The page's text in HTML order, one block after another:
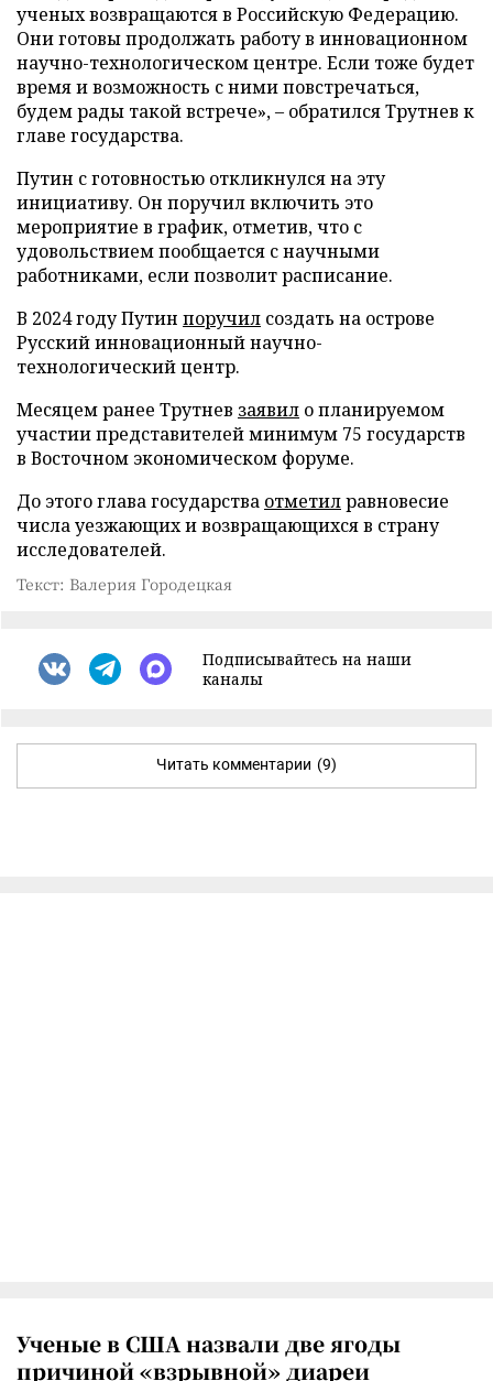
ученых возвращаются в Российскую Федерацию.
Они готовы продолжать работу в инновационном
научно-технологическом центре. Если тоже будет
время и возможность с ними повстречаться,
будем рады такой встрече», – обратился Трутнев к
главе государства.
Путин с готовностью откликнулся на эту
инициативу. Он поручил включить это
мероприятие в график, отметив, что с
удовольствием пообщается с научными
работниками, если позволит расписание.
В 2024 году Путин поручил создать на острове
Русский инновационный научно-
технологический центр.
Месяцем ранее Трутнев заявил о планируемом
участии представителей минимум 75 государств
в Восточном экономическом форуме.
До этого глава государства отметилравновесие
числа уезжающих и возвращающихся в страну
исследователей.
Текст: Валерия Городецкая
Подписывайтесь на наши
каналы
Читать комментарии (9)
Ученые в США назвали две ягоды
причиной «взрывной» диареи